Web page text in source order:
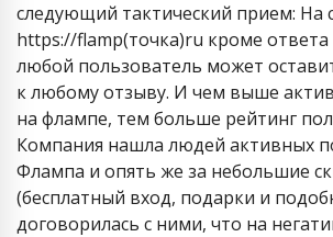
следующий тактический прием: На
https://flamp(точка)ru кроме
любой пользователь может
к любому отзыву. И чем выше
на флампе, тем больше рейтинг
Компания нашла людей активных
Флампа и опять же за небольшие
(бесплатный вход, подарки и
договорилась с ними, что на